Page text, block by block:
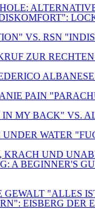
VS. RSN
ZUR
PAIN
MY BACK" VS.
UNDER WATER
KRACH UND
A BEGINNER'S
"ALLES
EISBERG DER